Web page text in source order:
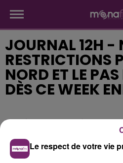
JOURNAL 12H -
RESTRICTIONS
NORD ET LE
DÈS CE WEEK
Publié : 3 mars 2021 à 11h06
Le respect de votre vie